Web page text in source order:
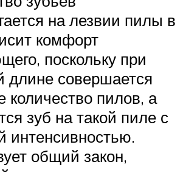
на лезвии пилы в
комфорт
поскольку при
длине совершается
количество пилов, а
зуб на такой пиле с
интенсивностью.
общий закон,